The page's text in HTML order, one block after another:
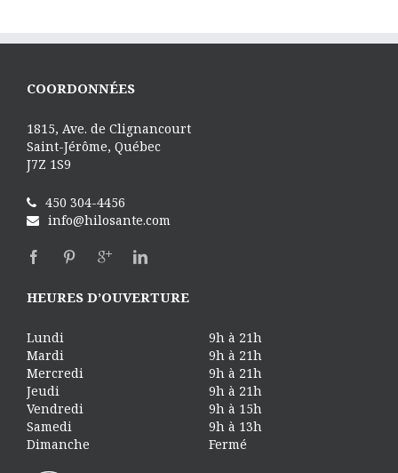
COORDONNÉES
1815, Ave. de Clignancourt
Saint-Jérôme, Québec
J7Z 1S9
450 304-4456
info@hilosante.com
HEURES D’OUVERTURE
Lundi
9h à 21h
Mardi
9h à 21h
Mercredi
9h à 21h
Jeudi
9h à 21h
Vendredi
9h à 15h
Samedi
9h à 13h
Dimanche
Fermé